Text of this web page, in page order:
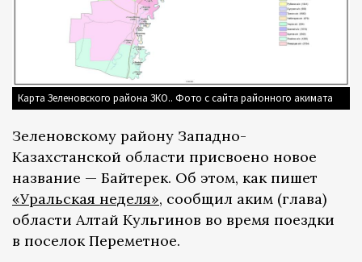
Карта Зеленовского района ЗКО.. Фото с сайта районного акимата
Зеленовскому району Западно-
Казахстанской области присвоено новое
название — Байтерек. Об этом, как пишет
«Уральская неделя», сообщил аким (глава)
области Алтай Кульгинов во время поездки
в поселок Переметное.